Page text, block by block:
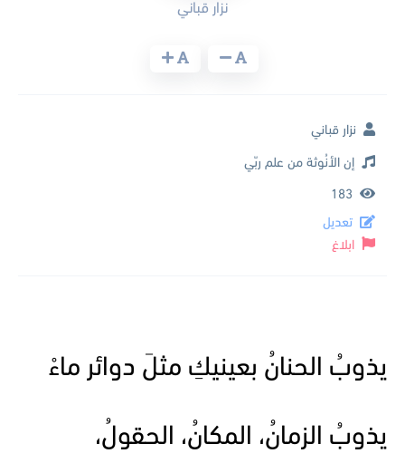
يذوبُ الحنانُ بعينيكِ مثلَ دوائر ماءْ
يذوبُ الزمانُ، المكانُ، الحقولُ،
نزار قباني
نزار قباني
إن الأنُوثة من علم ربّي
183
تعديل
ابلاغ